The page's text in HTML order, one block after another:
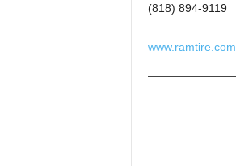
(818) 894-9119
www.ramtire.com